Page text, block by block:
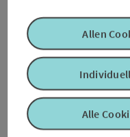
Anreise/Lage
Eignung
Barrierefreiheit
Alle
Allen